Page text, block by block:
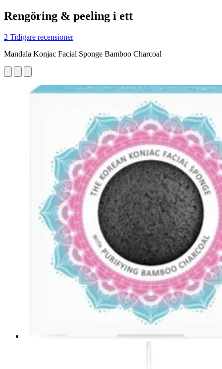
Rengöring & peeling i ett
2 Tidigare recensioner
Mandala Konjac Facial Sponge Bamboo Charcoal